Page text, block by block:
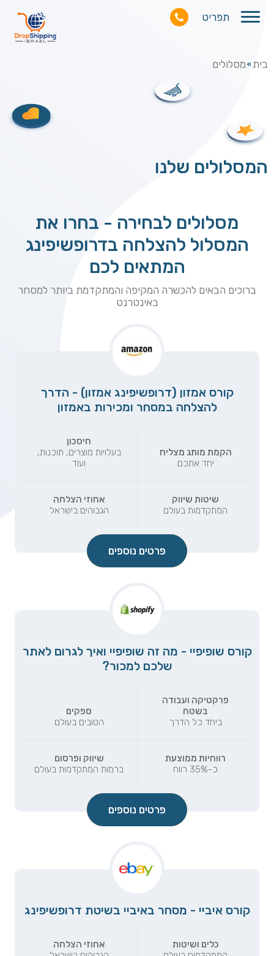
תפריט
בית » מסלולים
המסלולים שלנו
מסלולים לבחירה - בחרו את
המסלול להצלחה בדרופשיפינג
המתאים לכם
ברוכים הבאים להכשרה המקיפה והמתקדמת ביותר למסחר
באינטרנט
קורס אמזון (דרופשיפינג אמזון) - הדרך
להצלחה במסחר ומכירות באמזון
הקמת מותג מצליח
יחד אתכם
חיסכון
בעלויות מוצרים, תוכנות,
ועוד
שיטות שיווק
המתקדמות בעולם
אחוזי הצלחה
הגבוהים בישראל
פרטים נוספים
קורס שופיפיי - מה זה שופיפיי ואיך לגרום לאתר
שלכם למכור?
פרקטיקה ועבודה
בשטח
ביחד כל הדרך
ספקים
הטובים בעולם
רווחיות ממוצעת
כ-35% רווח
שיווק ופרסום
ברמות המתקדמות בעולם
פרטים נוספים
קורס איביי - מסחר באיביי בשיטת דרופשיפינג
כלים ושיטות
אחוזי הצלחה